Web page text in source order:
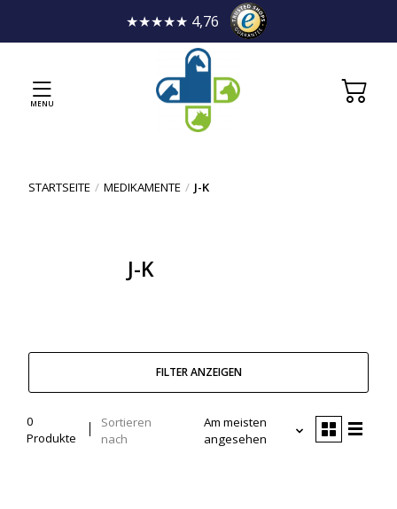
★★★★★ 4,76
MENU
STARTSEITE / MEDIKAMENTE / J-K
J-K
FILTER ANZEIGEN
0
Produkte
Sortieren
nach
Am meisten
angesehen